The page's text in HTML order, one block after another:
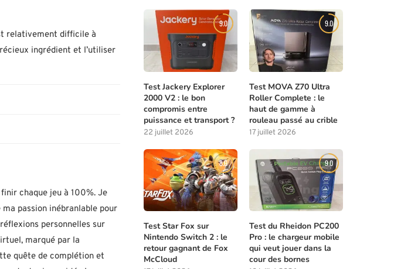
relativement difficile à
ingrédient et l’utiliser
chaque jeu à 100%. Je
passion inébranlable pour
personnelles sur
marqué par la
quête de complétion et
9.0
Test Jackery Explorer
2000 V2 : le bon
compromis entre
puissance et transport ?
22 juillet 2026
9.0
Test MOVA Z70 Ultra
Roller Complete : le
haut de gamme à
rouleau passé au crible
17 juillet 2026
8.0
Test Star Fox sur
Nintendo Switch 2 : le
retour gagnant de Fox
McCloud
9.0
Test du Rheidon PC200
Pro : le chargeur mobile
qui veut jouer dans la
cour des bornes